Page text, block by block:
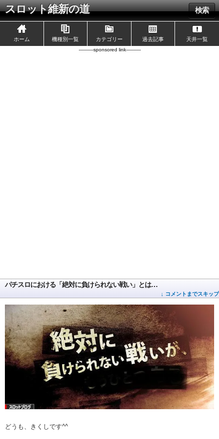
スロット維新の道 検索
ホーム 機種別一覧 カテゴリー 過去記事 天井一覧
----------sponsored link----------
パチスロにおける「絶対に負けられない戦い」とは…
↓ コメントまでスキップ
どうも、きくしです^^